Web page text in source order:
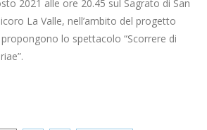
2021 alle ore 20.45 sul Sagrato di San
La Valle, nell’ambito del progetto
propongono lo spettacolo “Scorrere di